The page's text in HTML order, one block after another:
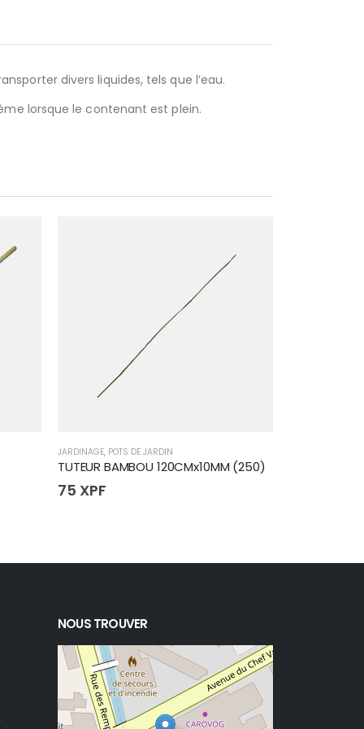
divers liquides, tels que l’eau.
lorsque le contenant est plein.
JARDINAGE, POTS DE JARDIN
TUTEUR BAMBOU 120CMx10MM (250)
75 XPF
NOUS TROUVER